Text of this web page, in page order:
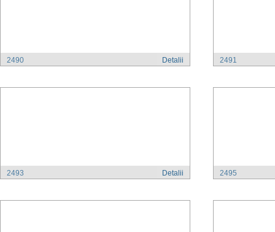
Detalii
2490 2491
Detalii
2493 2495